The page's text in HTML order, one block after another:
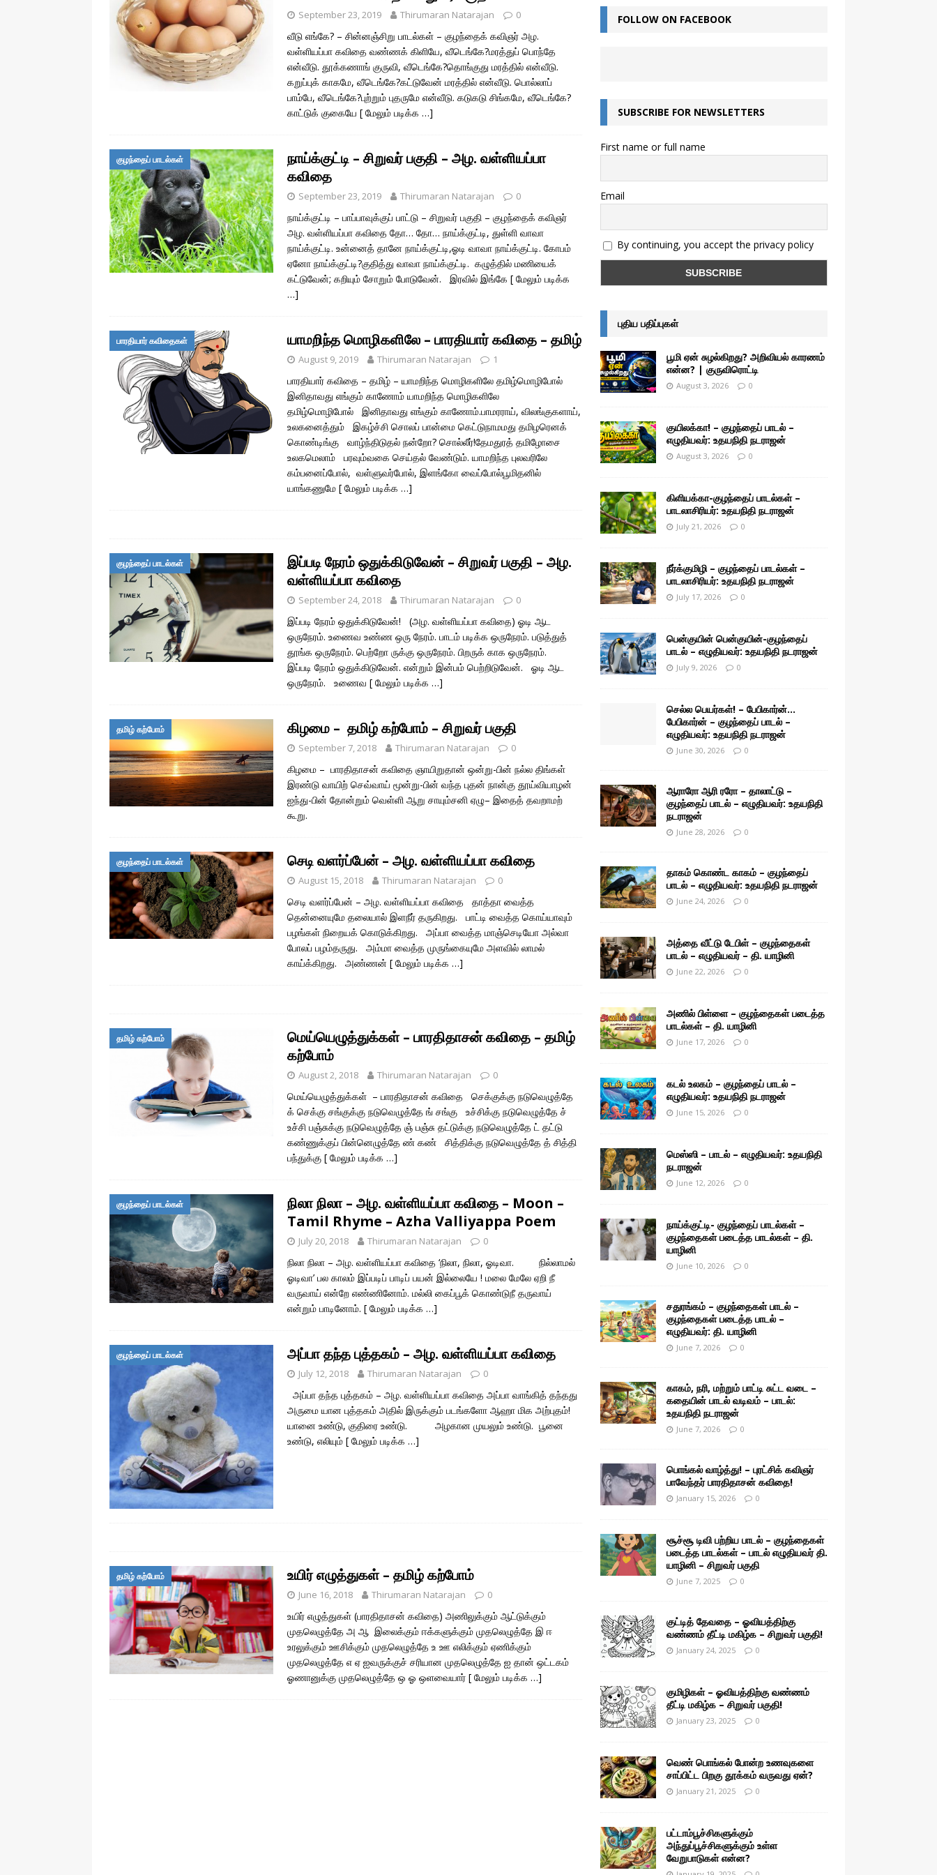
தொழில்நுட்பம் September 23, 2019 Thirumaran Natarajan 0
வீடு எங்கே? – சின்னஞ்சிறு பாடல்கள் – குழந்தைக் கவிஞர் அழ.
வள்ளியப்பா கவிதை வண்ணக் கிளியே, வீடெங்கே?மரத்துப் பொந்தே
என்வீடு. தூக்கணாங் குருவி, வீடெங்கே?தொங்குது மரத்தில் என்வீடு.
கறுப்புக் காகமே, வீடெங்கே?கட்டுவேன் மரத்தில் என்வீடு. பொல்லாப்
பாம்பே, வீடெங்கே?புற்றும் புதருமே என்வீடு. கடுகடு சிங்கமே, வீடெங்கே?
காட்டுக் குகையே [ மேலும் படிக்க …]
குழந்தைப் பாடல்கள்
நாய்க்குட்டி – சிறுவர் பகுதி – அழ. வள்ளியப்பா
கவிதை
September 23, 2019 Thirumaran Natarajan 0
நாய்க்குட்டி – பாப்பாவுக்குப் பாட்டு – சிறுவர் பகுதி – குழந்தைக் கவிஞர்
அழ. வள்ளியப்பா கவிதை தோ… தோ… நாய்க்குட்டி, துள்ளி வாவா
நாய்க்குட்டி. உன்னைத் தானே நாய்க்குட்டி,ஓடி வாவா நாய்க்குட்டி. கோபம்
ஏனோ நாய்க்குட்டி?குதித்து வாவா நாய்க்குட்டி. கழுத்தில் மணியைக்
கட்டுவேன்; கறியும் சோறும் போடுவேன். இரவில் இங்கே [ மேலும் படிக்க
…]
பாரதியார் கவிதைகள் யாமறிந்த மொழிகளிலே – பாரதியார் கவிதை – தமிழ்
August 9, 2019 Thirumaran Natarajan 1
பாரதியார் கவிதை – தமிழ் – யாமறிந்த மொழிகளிலே தமிழ்மொழிபோல்
இனிதாவது எங்கும் காணோம் யாமறிந்த மொழிகளிலே
தமிழ்மொழிபோல் இனிதாவது எங்கும் காணோம்.பாமரராய், விலங்குகளாய்,
உலகனைத்தும் இகழ்ச்சி சொலப் பான்மை கெட்டுநாமமது தமிழரெனக்
கொண்டிங்கு வாழ்ந்திடுதல் நன்றோ? சொல்லீர்!தேமதுரத் தமிழோசை
உலகமெலாம் பரவும்வகை செய்தல் வேண்டும். யாமறிந்த புலவரிலே
கம்பனைப்போல், வள்ளுவர்போல், இளங்கோ வைப்போல்பூமிதனில்
யாங்கணுமே [ மேலும் படிக்க …]
குழந்தைப் பாடல்கள்
இப்படி நேரம் ஒதுக்கிடுவேன் – சிறுவர் பகுதி – அழ.
வள்ளியப்பா கவிதை
September 24, 2018 Thirumaran Natarajan 0
இப்படி நேரம் ஒதுக்கிடுவேன்! (அழ. வள்ளியப்பா கவிதை) ஓடி ஆட
ஒருநேரம். உணைவ உண்ண ஒரு நேரம். பாடம் படிக்க ஒருநேரம். படுத்துத்
தூங்க ஒருநேரம். பெற்றோ ருக்கு ஒருநேரம். பிறருக் காக ஒருநேரம்.
இப்படி நேரம் ஒதுக்கிடுவேன். என்றும் இன்பம் பெற்றிடுவேன். ஓடி ஆட
ஒருநேரம். உணைவ [ மேலும் படிக்க …]
தமிழ் கற்போம் கிழமை – தமிழ் கற்போம் – சிறுவர் பகுதி
September 7, 2018 Thirumaran Natarajan 0
கிழமை – பாரதிதாசன் கவிதை ஞாயிறுதான் ஒன்று-பின் நல்ல திங்கள்
இரண்டு வாயிற் செவ்வாய் மூன்று-பின் வந்த புதன் நான்கு தூய்வியாழன்
ஐந்து-பின் தோன்றும் வெள்ளி ஆறு சாயும்சனி ஏழு– இதைத் தவறாமற்
கூறு.
குழந்தைப் பாடல்கள் செடி வளர்ப்பேன் – அழ. வள்ளியப்பா கவிதை
August 15, 2018 Thirumaran Natarajan 0
செடி வளர்ப்பேன் – அழ. வள்ளியப்பா கவிதை தாத்தா வைத்த
தென்னையுமே தலையால் இளநீர் தருகிறது. பாட்டி வைத்த கொய்யாவும்
பழங்கள் நிறையக் கொடுக்கிறது. அப்பா வைத்த மாஞ்செடியோ அல்வா
போலப் பழம்தருது. அம்மா வைத்த முருங்கையுமே அளவில் லாமல்
காய்க்கிறது. அண்ணன் [ மேலும் படிக்க …]
தமிழ் கற்போம்
மெய்யெழுத்துக்கள் – பாரதிதாசன் கவிதை – தமிழ்
கற்போம்
August 2, 2018 Thirumaran Natarajan 0
மெய்யெழுத்துக்கள் – பாரதிதாசன் கவிதை செக்குக்கு நடுவெழுத்தே
க் செக்கு சங்குக்கு நடுவெழுத்தே ங் சங்கு உச்சிக்கு நடுவெழுத்தே ச்
உச்சி பஞ்சுக்கு நடுவெழுத்தே ஞ் பஞ்சு தட்டுக்கு நடுவெழுத்தே ட் தட்டு
கண்ணுக்குப் பின்னெழுத்தே ண் கண் சித்திக்கு நடுவெழுத்தே த் சித்தி
பந்துக்கு [ மேலும் படிக்க …]
குழந்தைப் பாடல்கள்
நிலா நிலா – அழ. வள்ளியப்பா கவிதை – Moon –
Tamil Rhyme – Azha Valliyappa Poem
July 20, 2018 Thirumaran Natarajan 0
நிலா நிலா – அழ. வள்ளியப்பா கவிதை ‘நிலா, நிலா, ஓடிவா. நில்லாமல்
ஓடிவா’ பல காலம் இப்படிப் பாடிப் பயன் இல்லையே ! மலை மேலே ஏறி நீ
வருவாய் என்றே எண்ணினோம். மல்லி கைப்பூக் கொண்டுநீ தருவாய்
என்றும் பாடினோம். [ மேலும் படிக்க …]
குழந்தைப் பாடல்கள் அப்பா தந்த புத்தகம் – அழ. வள்ளியப்பா கவிதை
July 12, 2018 Thirumaran Natarajan 0
அப்பா தந்த புத்தகம் – அழ. வள்ளியப்பா கவிதை அப்பா வாங்கித் தந்தது
அருமை யான புத்தகம் அதில் இருக்கும் படங்களோ ஆஹா மிக அற்புதம்!
யானை உண்டு, குதிரை உண்டு. அழகான முயலும் உண்டு. பூனை
உண்டு, எலியும் [ மேலும் படிக்க …]
தமிழ் கற்போம் உயிர் எழுத்துகள் – தமிழ் கற்போம்
June 16, 2018 Thirumaran Natarajan 0
உயிர் எழுத்துகள் (பாரதிதாசன் கவிதை) அணிலுக்கும் ஆட்டுக்கும்
முதலெழுத்தே அ ஆ இலைக்கும் ஈக்களுக்கும் முதலெழுத்தே இ ஈ
உரலுக்கும் ஊசிக்கும் முதலெழுத்தே உ ஊ எலிக்கும் ஏணிக்கும்
முதலெழுத்தே எ ஏ ஐவருக்குச் சரியான முதலெழுத்தே ஐ தான் ஒட்டகம்
ஓணானுக்கு முதலெழுத்தே ஒ ஓ ஒளவையார் [ மேலும் படிக்க …]
FOLLOW ON FACEBOOK
SUBSCRIBE FOR NEWSLETTERS
First name or full name
Email
By continuing, you accept the privacy policy
புதிய பதிப்புகள்
பூமி ஏன் சுழல்கிறது? அறிவியல் காரணம்
என்ன? | குருவிரொட்டி
August 3, 2026 0
குயிலக்கா! – குழந்தைப் பாடல் –
எழுதியவர்: உதயநிதி நடராஜன்
August 3, 2026 0
கிளியக்கா-குழந்தைப் பாடல்கள் –
பாடலாசிரியர்: உதயநிதி நடராஜன்
July 21, 2026 0
நீர்க்குமிழி – குழந்தைப் பாடல்கள் –
பாடலாசிரியர்: உதயநிதி நடராஜன்
July 17, 2026 0
பென்குயின் பென்குயின்-குழந்தைப்
பாடல் – எழுதியவர்: உதயநிதி நடராஜன்
July 9, 2026 0
செல்ல பெயர்கள்! – பேபிகார்ன்…
பேபிகார்ன் – குழந்தைப் பாடல் –
எழுதியவர்: உதயநிதி நடராஜன்
June 30, 2026 0
ஆராரோ ஆரி ரரோ – தாலாட்டு –
குழந்தைப் பாடல் – எழுதியவர்: உதயநிதி
நடராஜன்
June 28, 2026 0
தாகம் கொண்ட காகம் – குழந்தைப்
பாடல் – எழுதியவர்: உதயநிதி நடராஜன்
June 24, 2026 0
அத்தை வீட்டு டேபிள் – குழந்தைகள்
பாடல் – எழுதியவர் – தி. யாழினி
June 22, 2026 0
அணில் பிள்ளை – குழந்தைகள் படைத்த
பாடல்கள் – தி. யாழினி
June 17, 2026 0
கடல் உலகம் – குழந்தைப் பாடல் –
எழுதியவர்: உதயநிதி நடராஜன்
June 15, 2026 0
மெஸ்ஸி – பாடல் – எழுதியவர்: உதயநிதி
நடராஜன்
June 12, 2026 0
நாய்க்குட்டி- குழந்தைப் பாடல்கள் –
குழந்தைகள் படைத்த பாடல்கள் – தி.
யாழினி
June 10, 2026 0
சதுரங்கம் – குழந்தைகள் பாடல் –
குழந்தைகள் படைத்த பாடல் –
எழுதியவர்: தி. யாழினி
June 7, 2026 0
காகம், நரி, மற்றும் பாட்டி சுட்ட வடை –
கதையின் பாடல் வடிவம் – பாடல்:
உதயநிதி நடராஜன்
June 7, 2026 0
பொங்கல் வாழ்த்து! – புரட்சிக் கவிஞர்
பாவேந்தர் பாரதிதாசன் கவிதை!
January 15, 2026 0
சூச்சூ டிவி பற்றிய பாடல் – குழந்தைகள்
படைத்த பாடல்கள் – பாடல் எழுதியவர் தி.
யாழினி – சிறுவர் பகுதி
June 7, 2025 0
குட்டித் தேவதை – ஓவியத்திற்கு
வண்ணம் தீட்டி மகிழ்க – சிறுவர் பகுதி!
January 24, 2025 0
குமிழிகள் – ஓவியத்திற்கு வண்ணம்
தீட்டி மகிழ்க – சிறுவர் பகுதி!
January 23, 2025 0
வெண் பொங்கல் போன்ற உணவுகளை
சாப்பிட்ட பிறகு தூக்கம் வருவது ஏன்?
January 21, 2025 0
பட்டாம்பூச்சிகளுக்கும்
அந்துப்பூச்சிகளுக்கும் உள்ள
வேறுபாடுகள் என்ன?